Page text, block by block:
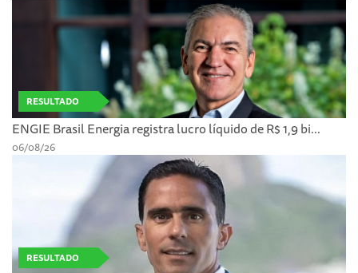
RESULTADO
ENGIE Brasil Energia registra lucro líquido de R$ 1,9 bi...
06/08/26
RESULTADO